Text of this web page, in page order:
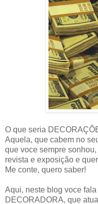
O que seria
Aquela, que cabem no
que voce sempre
revista e exposição e
Me conte, quero saber!
Aqui, neste blog voce
DECORADORA, que